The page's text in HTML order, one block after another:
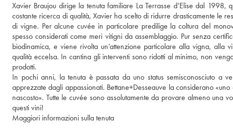
Xavier Braujou dirige la tenuta familiare La Terrasse d’Elise dal
costante ricerca di qualità, Xavier ha scelto di ridurre drasticamente le
di vigne. Per alcune cuvée in particolare predilige la coltura del
spesso considerati come meri vitigni da assemblaggio. Pur senza
biodinamica, e viene rivolta un’attenzione particolare alla vigna,
qualità eccelsa. In cantina gli interventi sono ridotti al minimo, non
prodotti.
In pochi anni, la tenuta è passata da uno status semisconosciuto a
apprezzate dagli appassionati. Bettane+Desseauve la considerano
nascosto». Tutte le cuvée sono assolutamente da provare almeno
questi vini!
Maggiori informazioni sulla tenuta